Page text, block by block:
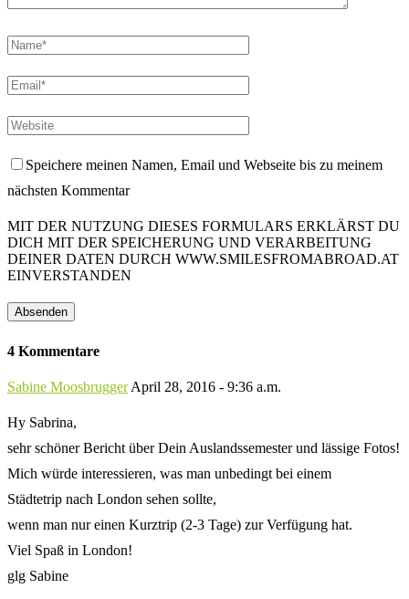
Speichere meinen Namen, Email und Webseite bis zu meinem
nächsten Kommentar
MIT DER NUTZUNG DIESES FORMULARS ERKLÄRST DU
DICH MIT DER SPEICHERUNG UND VERARBEITUNG
DEINER DATEN DURCH WWW.SMILESFROMABROAD.AT
EINVERSTANDEN
4 Kommentare
Sabine MoosbruggerApril 28, 2016 - 9:36 a.m.
Hy Sabrina,
sehr schöner Bericht über Dein Auslandssemester und lässige Fotos!
Mich würde interessieren, was man unbedingt bei einem
Städtetrip nach London sehen sollte,
wenn man nur einen Kurztrip (2-3 Tage) zur Verfügung hat.
Viel Spaß in London!
glg Sabine